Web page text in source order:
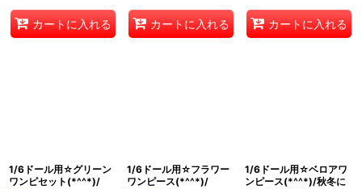
カートに入れる カートに入れる カートに入れる
1/6ドール用☆グリーン
ワンピセット(*^^*)/
1/6ドール用☆フラワー
ワンピース(*^^*)/
1/6ドール用☆ベロアワ
ンピース(*^^*)/秋冬に